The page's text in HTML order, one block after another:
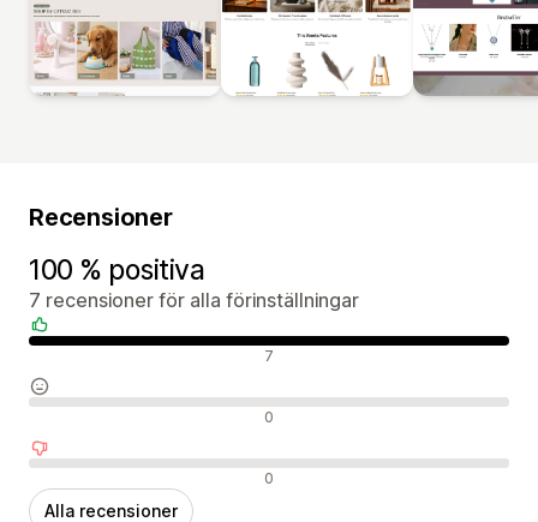
Recensioner
100 % positiva
7 recensioner för alla förinställningar
Positiva recensioner 7
Neutrala recensioner 0
Negativa recensioner 0
Alla recensioner